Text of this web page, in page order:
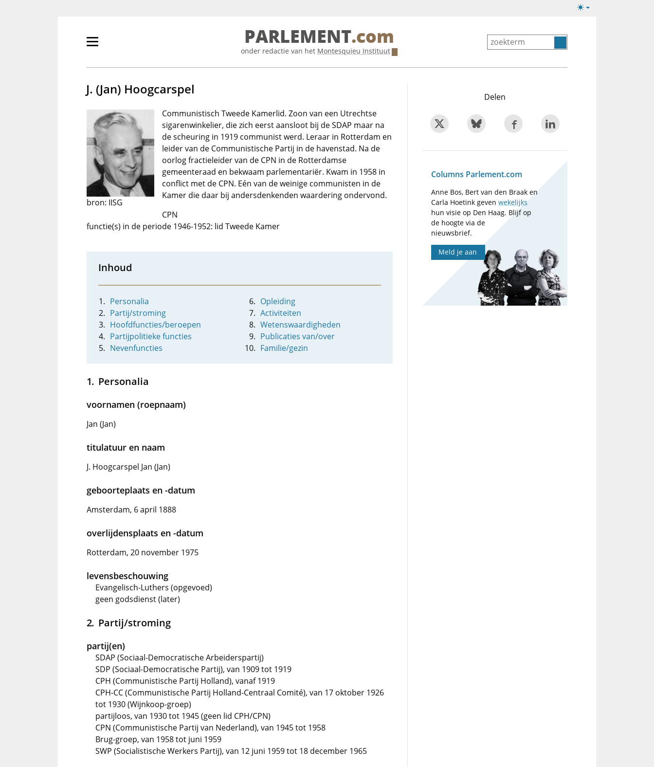
Lichte/donkere
Primair
tonen/verbergen
PARLEMENT.com
onder redactie van het Montesquieu Instituut
J. (Jan) Hoogcarspel
bron: IISG
Communistisch Tweede Kamerlid. Zoon van een Utrechtse
sigarenwinkelier, die zich eerst aansloot bij de SDAP maar na
de scheuring in 1919 communist werd. Leraar in Rotterdam en
leider van de Communistische Partij in de havenstad. Na de
oorlog fractieleider van de CPN in de Rotterdamse
gemeenteraad en bekwaam parlementariër. Kwam in 1958 in
conflict met de CPN. Eén van de weinige communisten in de
Kamer die daar bij andersdenkenden waardering ondervond.
CPN
functie(s) in de periode 1946-1952: lid Tweede Kamer
Inhoud
Personalia
Partij/stroming
Hoofdfuncties/beroepen
Partijpolitieke functies
Nevenfuncties
Opleiding
Activiteiten
Wetenswaardigheden
Publicaties van/over
Familie/gezin
Personalia
voornamen (roepnaam)
Jan (Jan)
titulatuur en naam
J. Hoogcarspel Jan (Jan)
geboorteplaats en -datum
Amsterdam, 6 april 1888
overlijdensplaats en -datum
Rotterdam, 20 november 1975
levensbeschouwing
Evangelisch-Luthers (opgevoed)
geen godsdienst (later)
Partij/stroming
partij(en)
SDAP (Sociaal-Democratische Arbeiderspartij)
SDP (Sociaal-Democratische Partij), van 1909 tot 1919
CPH (Communistische Partij Holland), vanaf 1919
CPH-CC (Communistische Partij Holland-Centraal Comité), van 17 oktober 1926
tot 1930 (Wijnkoop-groep)
partijloos, van 1930 tot 1945 (geen lid CPH/CPN)
CPN (Communistische Partij van Nederland), van 1945 tot 1958
Brug-groep, van 1958 tot juni 1959
SWP (Socialistische Werkers Partij), van 12 juni 1959 tot 18 december 1965
Delen
Columns Parlement.com
Anne Bos, Bert van den Braak en
Carla Hoetink gevenwekelijks
hun visie op Den Haag. Blijf op
de hoogte via de
nieuwsbrief.
Meld je aan